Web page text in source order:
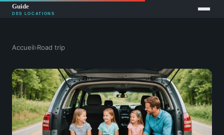
Accueil›Road trip